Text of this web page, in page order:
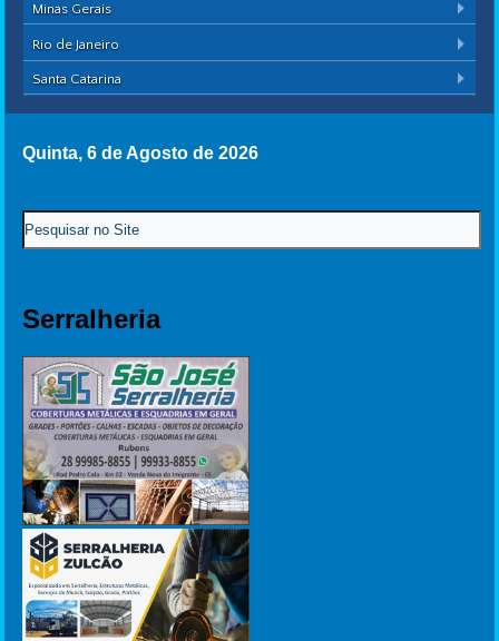
Minas Gerais
Rio de Janeiro
Santa Catarina
Quinta, 6 de Agosto de 2026
Serralheria